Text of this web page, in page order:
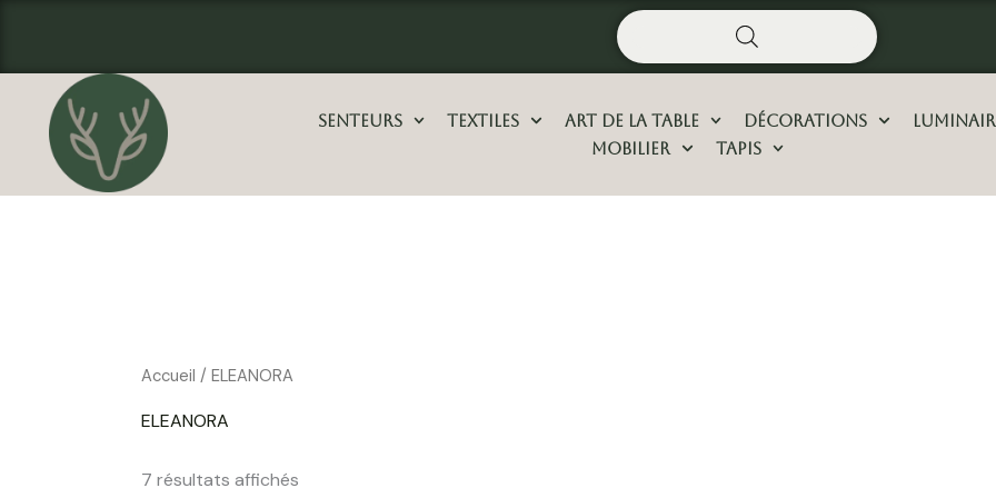
contenu
Senteurs Textiles Art De La Table Décorations
Mobilier
Tapis
Accueil / ELEANORA
ELEANORA
7 résultats affichés